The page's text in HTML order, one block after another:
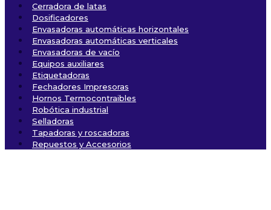
Cerradora de latas
Dosificadores
Envasadoras automáticas horizontales
Envasadoras automáticas verticales
Envasadoras de vacío
Equipos auxiliares
Etiquetadoras
Fechadores Impresoras
Hornos Termocontraibles
Robótica industrial
Selladoras
Tapadoras y roscadoras
Repuestos y Accesorios